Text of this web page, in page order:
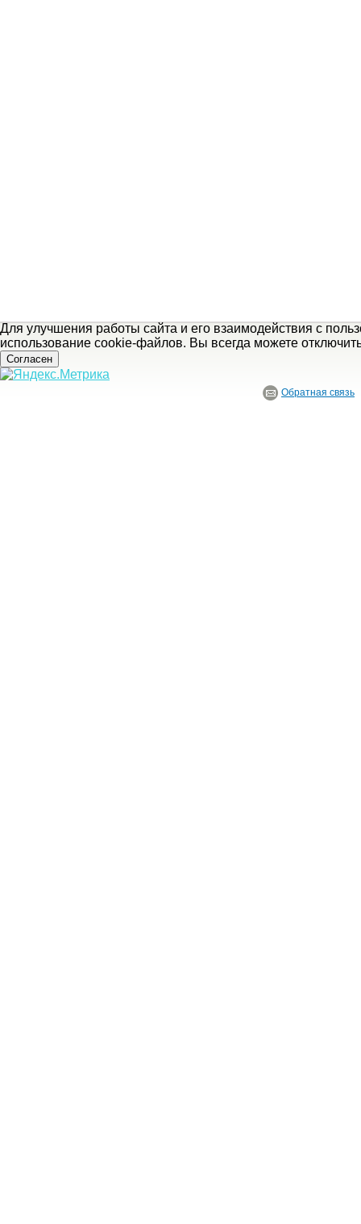
Для улучшения работы сайта и его взаимодействия с
использование cookie-файлов. Вы всегда можете
Согласен
Обратная связь